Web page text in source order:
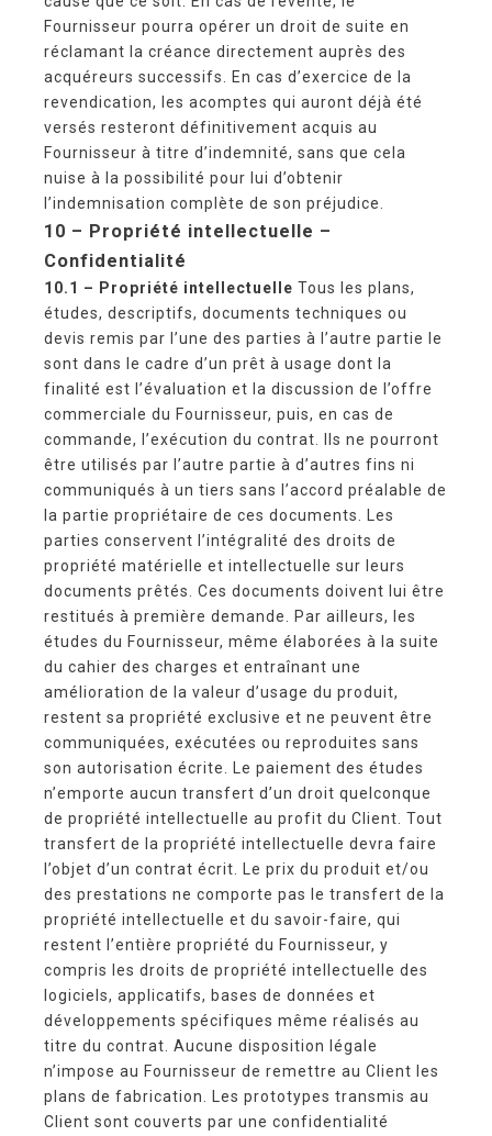
Fournisseur pourra opérer un droit de suite en
réclamant la créance directement auprès des
acquéreurs successifs. En cas d’exercice de la
revendication, les acomptes qui auront déjà été
versés resteront définitivement acquis au
Fournisseur à titre d’indemnité, sans que cela
nuise à la possibilité pour lui d’obtenir
l’indemnisation complète de son préjudice.
10 – Propriété intellectuelle –
Confidentialité
10.1 – Propriété intellectuelle Tous les plans,
études, descriptifs, documents techniques ou
devis remis par l’une des parties à l’autre partie le
sont dans le cadre d’un prêt à usage dont la
finalité est l’évaluation et la discussion de l’offre
commerciale du Fournisseur, puis, en cas de
commande, l’exécution du contrat. Ils ne pourront
être utilisés par l’autre partie à d’autres fins ni
communiqués à un tiers sans l’accord préalable de
la partie propriétaire de ces documents. Les
parties conservent l’intégralité des droits de
propriété matérielle et intellectuelle sur leurs
documents prêtés. Ces documents doivent lui être
restitués à première demande. Par ailleurs, les
études du Fournisseur, même élaborées à la suite
du cahier des charges et entraînant une
amélioration de la valeur d’usage du produit,
restent sa propriété exclusive et ne peuvent être
communiquées, exécutées ou reproduites sans
son autorisation écrite. Le paiement des études
n’emporte aucun transfert d’un droit quelconque
de propriété intellectuelle au profit du Client. Tout
transfert de la propriété intellectuelle devra faire
l’objet d’un contrat écrit. Le prix du produit et/ou
des prestations ne comporte pas le transfert de la
propriété intellectuelle et du savoir-faire, qui
restent l’entière propriété du Fournisseur, y
compris les droits de propriété intellectuelle des
logiciels, applicatifs, bases de données et
développements spécifiques même réalisés au
titre du contrat. Aucune disposition légale
n’impose au Fournisseur de remettre au Client les
plans de fabrication. Les prototypes transmis au
Client sont couverts par une confidentialité